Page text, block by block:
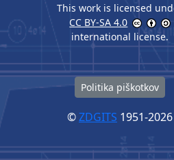
This work is licensed
CC BY-SA 4.0
international license.
Politika piškotkov
©ZDGITS 1951-2026